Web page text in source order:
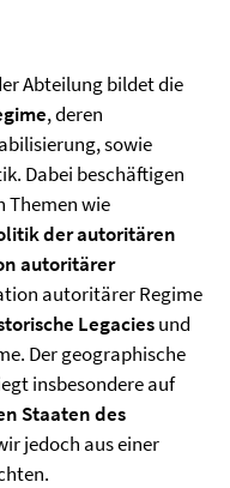
Abteilung bildet die
, deren
sowie
Dabei beschäftigen
Themen wie
der autoritären
autoritärer
autoritärer Regime
Legaciesund
Der geographische
insbesondere auf
Staaten des
jedoch aus einer